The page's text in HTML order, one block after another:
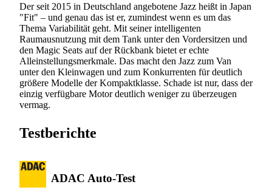
Der seit 2015 in Deutschland angebotene Jazz heißt in Japan
"Fit" – und genau das ist er, zumindest wenn es um das
Thema Variabilität geht. Mit seiner intelligenten
Raumausnutzung mit dem Tank unter den Vordersitzen und
den Magic Seats auf der Rückbank bietet er echte
Alleinstellungsmerkmale. Das macht den Jazz zum Van
unter den Kleinwagen und zum Konkurrenten für deutlich
größere Modelle der Kompaktklasse. Schade ist nur, dass der
einzig verfügbare Motor deutlich weniger zu überzeugen
vermag.
Testberichte
ADAC Auto-Test